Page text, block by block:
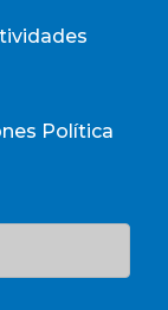
Política